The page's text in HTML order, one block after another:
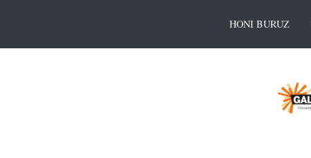
HONI BURUZ